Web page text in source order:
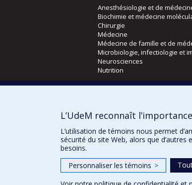
Anesthésiologie et de
Biochimie et médecine
Chirurgie
Médecine
Médecine de famille et de
Microbiologie, infectiologie et
Neurosciences
Nutrition
Orthophonie et audiologie
L’UdeM reconnaît
L’utilisation de témoins nous permet
sécurité du site Web, alors que
besoins.
Personnaliser les témoins >